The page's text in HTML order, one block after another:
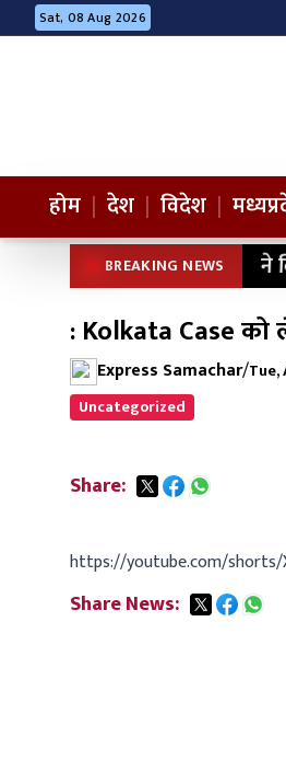
Sat, 08 Aug 2026
होम | देश | विदेश |
BREAKING NEWS ने
: Kolkata Case को
Express Samachar/Tue,
Uncategorized
Share:
https://youtube.com/shorts/
Share News: